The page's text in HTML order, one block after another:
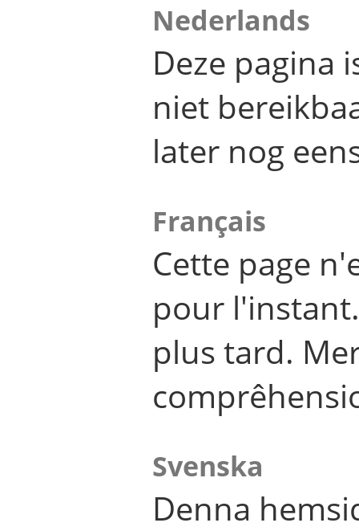
Nederlands
Deze pagina
niet
later nog
Français
Cette page
pour
plus tard.
Svenska
Denna